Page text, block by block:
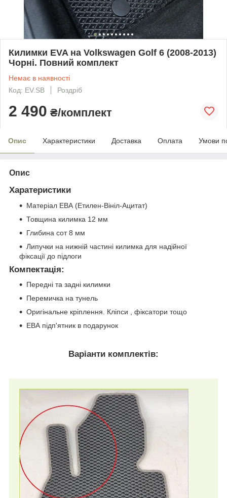
Килимки EVA на Volkswagen Golf 6 (2008-2013)
Чорні. Повний комплект
Немає в наявності
Код: EV.SB
Роздріб
2 490 ₴/комплект
Опис Характеристики Доставка Оплата Умови
Опис
Харатеристики
Матеріал ЕВА (Етилен-Вініл-Ацитат)
Товщина килимка 12 мм
Глибина сот 8 мм
Липучки на нижній частині килимка для надійної
фіксації до підлоги
Компектація:
Передні та задні килимки
Перемичка на тунель
Оригінальне кріплення. Кліпси , фіксатори тощо
ЕВА підп'ятник в подарунок
Варіанти комплектів: